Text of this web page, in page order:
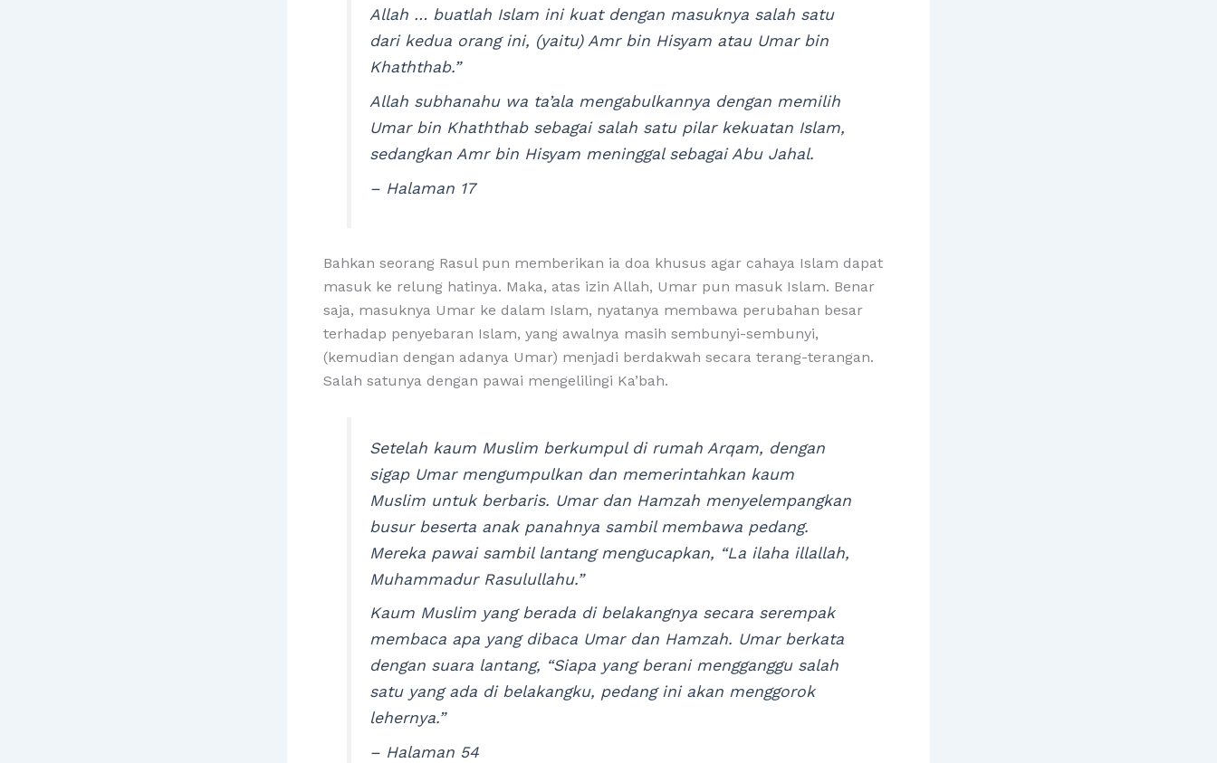
Allah … buatlah Islam ini kuat dengan masuknya salah satu
dari kedua orang ini, (yaitu) Amr bin Hisyam atau Umar bin
Khaththab.”
Allah subhanahu wa ta’ala mengabulkannya dengan memilih
Umar bin Khaththab sebagai salah satu pilar kekuatan Islam,
sedangkan Amr bin Hisyam meninggal sebagai Abu Jahal.
– Halaman 17
Bahkan seorang Rasul pun memberikan ia doa khusus agar cahaya Islam dapat
masuk ke relung hatinya. Maka, atas izin Allah, Umar pun masuk Islam. Benar
saja, masuknya Umar ke dalam Islam, nyatanya membawa perubahan besar
terhadap penyebaran Islam, yang awalnya masih sembunyi-sembunyi,
(kemudian dengan adanya Umar) menjadi berdakwah secara terang-terangan.
Salah satunya dengan pawai mengelilingi Ka’bah.
Setelah kaum Muslim berkumpul di rumah Arqam, dengan
sigap Umar mengumpulkan dan memerintahkan kaum
Muslim untuk berbaris. Umar dan Hamzah menyelempangkan
busur beserta anak panahnya sambil membawa pedang.
Mereka pawai sambil lantang mengucapkan, “La ilaha illallah,
Muhammadur Rasulullahu.”
Kaum Muslim yang berada di belakangnya secara serempak
membaca apa yang dibaca Umar dan Hamzah. Umar berkata
dengan suara lantang, “Siapa yang berani mengganggu salah
satu yang ada di belakangku, pedang ini akan menggorok
lehernya.”
– Halaman 54